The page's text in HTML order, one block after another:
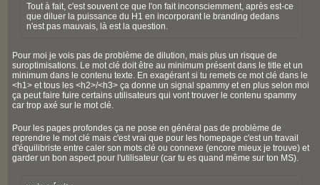
Tout à fait, c'est souvent ce que l'on fait inconsciemment, après est-ce
que diluer la puissance du H1 en incorporant le branding dedans
n'est pas mauvais, là est la question.
Pour moi je vois pas de problème de dilution, mais plus un risque de
suroptimisations. Le mot clé doit être au minimum présent dans le title et un
minimum dans le contenu texte. En exagérant si tu remets ce mot clé dans le
<h1> et tous les <h2>/<h3> ça donne un signal spammy et en plus selon moi
ça peut faire fuire certains utilisateurs qui vont trouver le contenu spammy
car trop axé sur le mot clé.
Pour les pages profondes ça ne pose en général pas de problème de
reprendre le mot clé mais c'est vrai que pour les homepage c'est un travail
d'équilibriste entre caler son mots clé ou connexe (encore mieux je trouve) et
garder un bon aspect pour l'utilisateur (car tu es quand même sur ton MS).